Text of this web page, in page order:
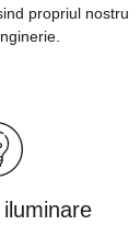
propriul nostru